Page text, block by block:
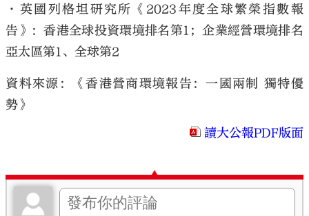
•英國列格坦研究所《2023年度全球繁榮指數報
告》：香港全球投資環境排名第1；企業經營環境排名
亞太區第1、全球第2
資料來源：《香港營商環境報告：一國兩制 獨特優
勢》
讀大公報PDF版面